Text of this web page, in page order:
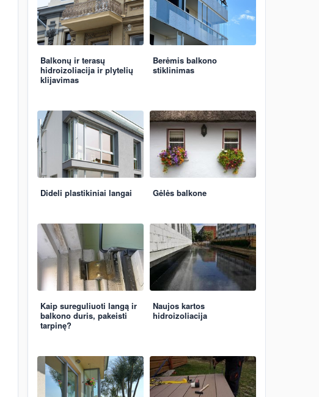
Balkonų ir terasų
hidroizoliacija ir plytelių
klijavimas
Berėmis balkono
stiklinimas
Dideli plastikiniai langai Gėlės balkone
Kaip sureguliuoti langą ir
balkono duris, pakeisti
tarpinę?
Naujos kartos
hidroizoliacija